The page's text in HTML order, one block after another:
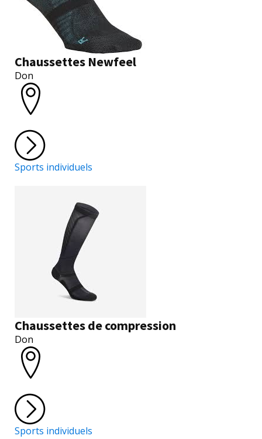
Chaussettes Newfeel
Don
Sports individuels
Chaussettes de compression
Don
Sports individuels